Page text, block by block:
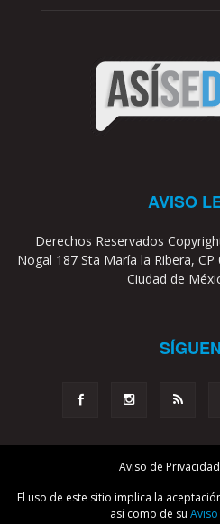
AVISO
Derechos Reservados
Nogal 187 Sta María la Ribera,
Ciudad de
Aviso de Privacidad
El uso de este sitio implica la
así como de su